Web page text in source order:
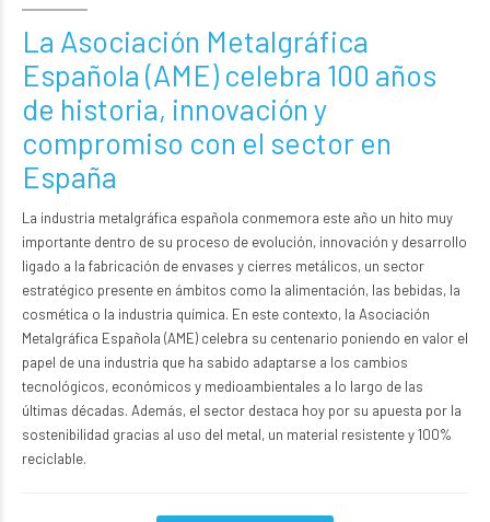
La Asociación Metalgráfica
Española (AME) celebra 100 años
de historia, innovación y
compromiso con el sector en
España
La industria metalgráfica española conmemora este año un hito muy
importante dentro de su proceso de evolución, innovación y desarrollo
ligado a la fabricación de envases y cierres metálicos, un sector
estratégico presente en ámbitos como la alimentación, las bebidas, la
cosmética o la industria química. En este contexto, la Asociación
Metalgráfica Española (AME) celebra su centenario poniendo en valor el
papel de una industria que ha sabido adaptarse a los cambios
tecnológicos, económicos y medioambientales a lo largo de las
últimas décadas. Además, el sector destaca hoy por su apuesta por la
sostenibilidad gracias al uso del metal, un material resistente y 100%
reciclable.